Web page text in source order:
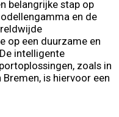
belangrijke stap op
en de
op een duurzame en
intelligente
zoals in
is hiervoor een